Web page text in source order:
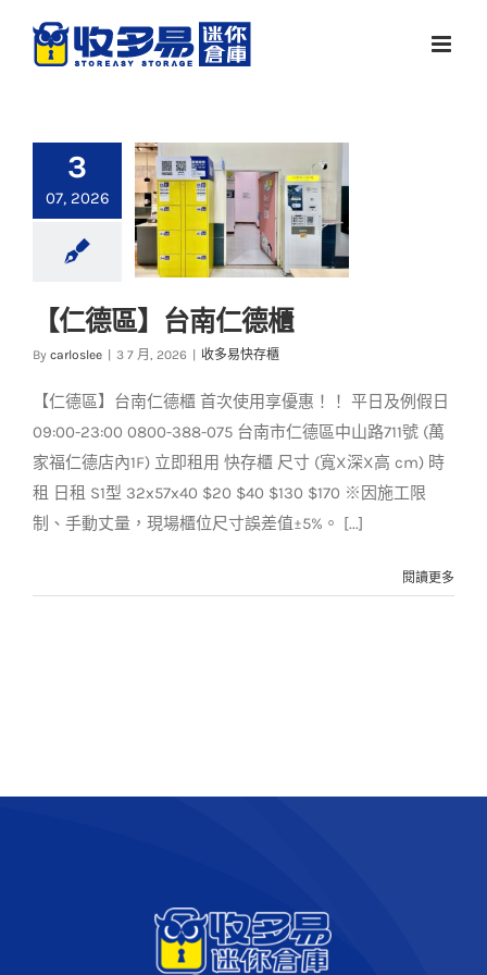
3
07, 2026
【仁德區】台南仁德
收多易快存櫃
【仁德區】台南仁德櫃
By carloslee 3 7 月, 2026 收多易快存櫃
【仁德區】台南仁德櫃 首次使用享優惠！！ 平日及例假日
09:00-23:00 0800-388-075 台南市仁德區中山路711號 (萬
家福仁德店內1F) 立即租用 快存櫃 尺寸 (寬X深X高 cm) 時
租 日租 S1型 32x57x40 $20 $40 $130 $170 ※因施工限
制、手動丈量，現場櫃位尺寸誤差值±5%。 [...]
閱讀更多